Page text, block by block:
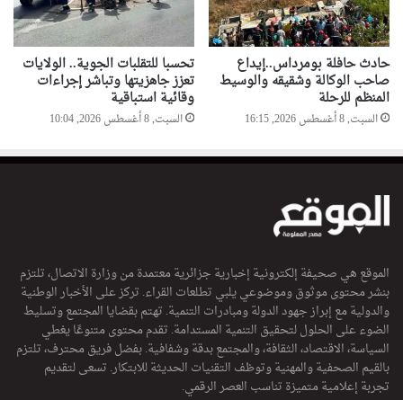
حادث حافلة بومرداس..إيداع
صاحب الوكالة وشقيقه والوسيط
المنظم للرحلة
السبت, 8 أغسطس 2026, 16:15
تحسبا للتقلبات الجوية.. الولايات
تعزز جاهزيتها وتباشر إجراءات
وقائية استباقية
السبت, 8 أغسطس 2026, 10:04
الموقع هي صحيفة إلكترونية إخبارية جزائرية معتمدة من وزارة الاتصال، تلتزم
بنشر محتوى موثوق وموضوعي يلبي تطلعات القراء. تركز على الأخبار الوطنية
والدولية مع إبراز جهود الدولة ومبادرات التنمية. تهتم بقضايا المجتمع وتسليط
الضوء على الحلول لتحقيق التنمية المستدامة. تقدم محتوى متنوعًا يغطي
السياسة، الاقتصاد، الثقافة، والمجتمع بدقة وشفافية. بفضل فريق محترف، تلتزم
بالقيم الصحفية والمهنية وتوظف التقنيات الحديثة للابتكار. تسعى لتقديم
تجربة إعلامية متميزة تناسب العصر الرقمي.